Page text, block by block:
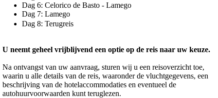
Dag 6: Celorico de Basto - Lamego
Dag 7: Lamego
Dag 8: Terugreis
U neemt geheel vrijblijvend een optie op de reis naar uw keuze.
Na ontvangst van uw aanvraag, sturen wij u een reisoverzicht toe,
waarin u alle details van de reis, waaronder de vluchtgegevens, een
beschrijving van de hotelaccommodaties en eventueel de
autohuurvoorwaarden kunt teruglezen.